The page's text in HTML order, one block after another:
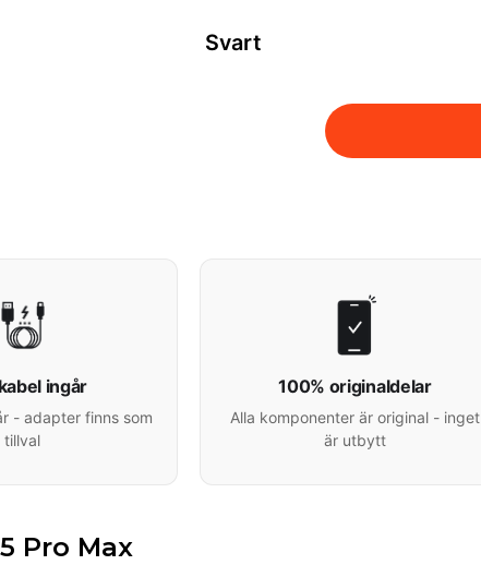
Svart
ingår
- adapter finns som
tillval
100% originaldelar
Alla komponenter är original - inget
är utbytt
Pro Max